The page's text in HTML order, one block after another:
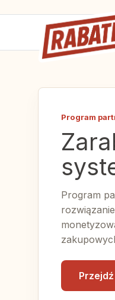
Program
Program